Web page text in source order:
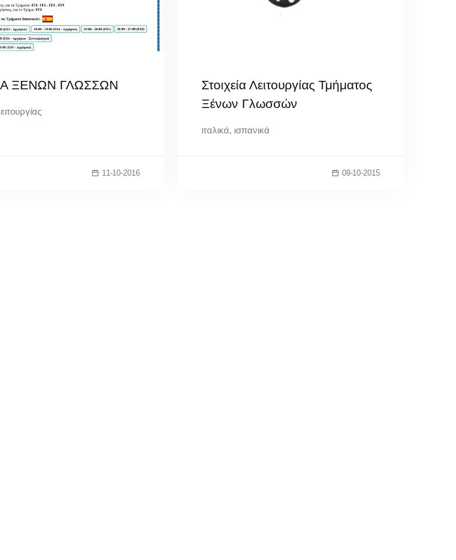
ΞΕΝΩΝ ΓΛΩΣΣΩΝ
11-10-2016
Στοιχεία Λειτουργίας Τμήματος
Ξένων Γλωσσών
ιταλικά, ισπανικά
09-10-2015